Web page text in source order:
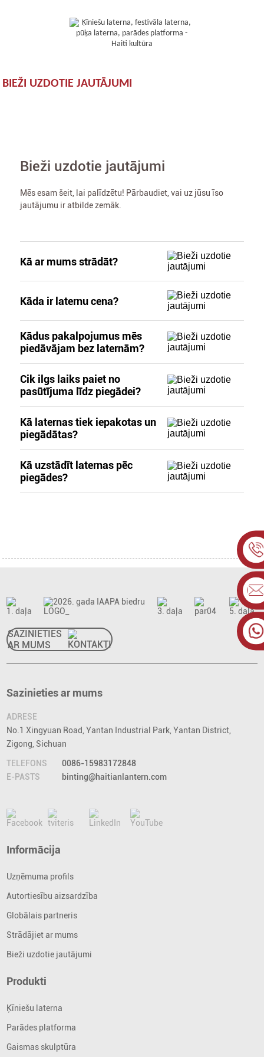
BIEŽI UZDOTIE JAUTĀJUMI
Bieži uzdotie jautājumi
Mēs esam šeit, lai palīdzētu! Pārbaudiet, vai uz jūsu īso
jautājumu ir atbilde zemāk.
Kā ar mums strādāt?
Kāda ir laternu cena?
Kādus pakalpojumus mēs
piedāvājam bez laternām?
Cik ilgs laiks paiet no
pasūtījuma līdz piegādei?
Kā laternas tiek iepakotas un
piegādātas?
Kā uzstādīt laternas pēc
piegādes?
SAZINIETIES
AR MUMS
Sazinieties ar mums
ADRESE
No.1 Xingyuan Road, Yantan Industrial Park, Yantan District,
Zigong, Sichuan
TELEFONS
0086-15983172848
E-PASTS
binting@haitianlantern.com
Informācija
Uzņēmuma profils
Autortiesību aizsardzība
Globālais partneris
Strādājiet ar mums
Bieži uzdotie jautājumi
Produkti
Ķīniešu laterna
Parādes platforma
Gaismas skulptūra